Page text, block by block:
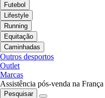
Futebol
Lifestyle
Running
Equitação
Caminhadas
Outros desportos
Outlet
Marcas
Assistência pós-venda na França
Pesquisar